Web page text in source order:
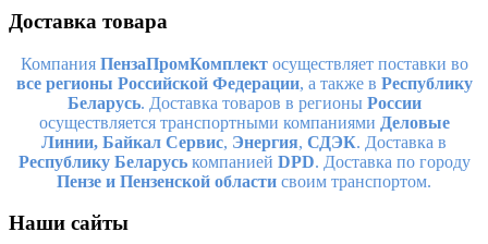
Доставка товара
Компания ПензаПромКомплектосуществляет поставки во
все регионы Российской Федерации, а также в Республику
Беларусь. Доставка товаров в регионы России
осуществляется транспортными компаниями Деловые
Линии, Байкал Сервис, Энергия, СДЭК. Доставка в
Республику Беларуськомпанией DPD. Доставка по городу
Пензе и Пензенской области своим транспортом.
Наши сайты